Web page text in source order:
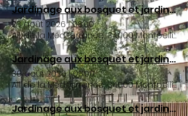
Jardinage aux bosquet et jardin partagé Wangari Maathaï
23 août 2026|08:00
All. de la Méditerranée, 34000 Montpellier,
Jardinage aux bosquet et jardin partagé Wangari Maathaï
30 août 2026|08:00
All. de la Méditerranée, 34000 Montpellier,
Jardinage aux bosquet et jardin partagé Wangari Maathaï